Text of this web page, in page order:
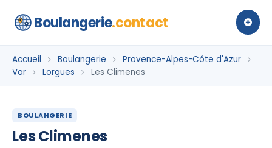
Boulangerie.contact
Accueil Boulangerie
Provence-Alpes-Côte d'Azur
Var
Lorgues Les Climenes
BOULANGERIE
Les Climenes